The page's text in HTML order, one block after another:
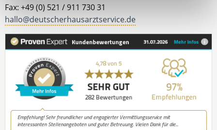
Fax: +49 (0) 521 / 911 730 31
hallo@deutscherhausarztservice.de